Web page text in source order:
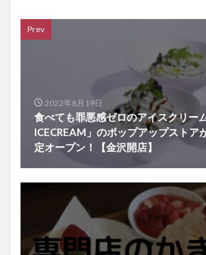
Prev
2022年8月19日
食べても罪悪感ゼロのアイスクリー
ICECREAM」のポップアップストア
定オープン！【金沢開店】